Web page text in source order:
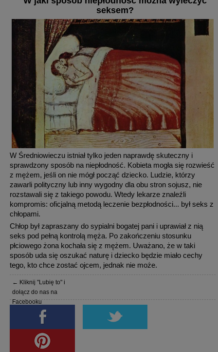
seksem?
W Średniowieczu istniał tylko jeden naprawdę skuteczny i
sprawdzony sposób na niepłodność. Kobieta mogła się rozwieść
z mężem, jeśli on nie mógł począć dziecko. Ludzie, którzy
zawarli polityczny lub inny wygodny dla obu stron sojusz, nie
rozstawali się z takiego powodu. Wtedy lekarze znaleźli
kompromis: oficjalną metodą leczenie bezpłodności... był seks z
chłopami.
Chłop był zapraszany do sypialni bogatej pani i uprawiał z nią
seks pod pełną kontrolą męża. Po zakończeniu stosunku
płciowego żona kochała się z mężem. Uważano, że w taki
sposób uda się oszukać naturę i dziecko będzie miało cechy
tego, kto chce zostać ojcem, jednak nie może.
← Kliknij "Lubię to" i
dołącz do nas na
Facebooku